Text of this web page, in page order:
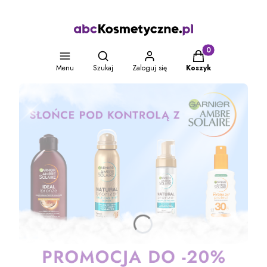
Menu
Otwórz wyszukiwarkę
Szukaj Zaloguj się
Produkty w
Koszyk